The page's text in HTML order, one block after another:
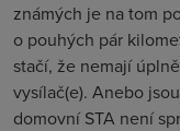
známých je na tom
o pouhých pár
stačí, že nemají
vysílač(e). Anebo
domovní STA není